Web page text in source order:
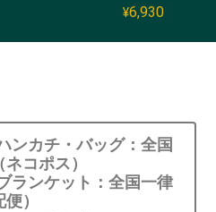
¥6,930
ンカチ・バッグ：全国
コポス）
ランケット：全国一律
）